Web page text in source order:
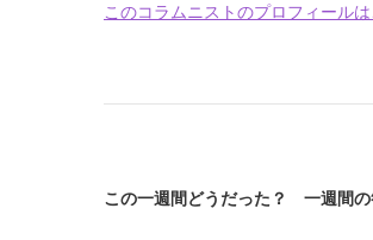
このコラムニストのプロフィール
この一週間どうだった？ 一週間の